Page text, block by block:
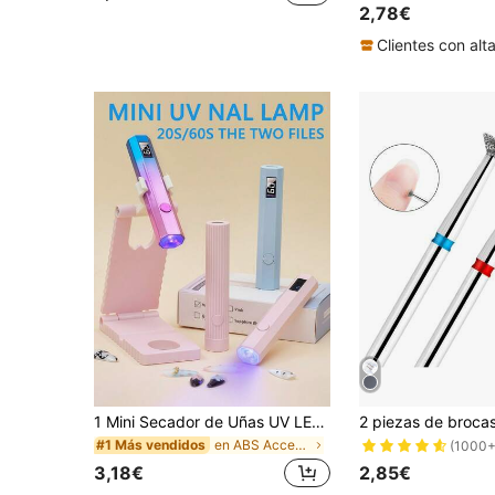
#1 Más vendidos
(1000+)
2,78€
1 Mini Secador de Uñas UV LED Portátil - Secado Rápido, Recargable por USB, Diseño Compacto, Adecuado para Salones, Hogar y Viajes - Herramienta Profesional de Cuidado de Uñas Lámpara UV
#1 Más vendidos en ABS Accesorios para decoración de uñas
3,18€ 2,85€